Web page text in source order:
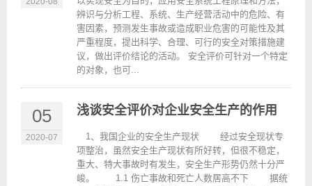
辨识与分析工程、系统、生产经营活动中的危险、有
害因素，预测发生事故或造成职业危害的可能性及其
严重程度，提出科学、合理、可行的安全对策措施建
议，做出评价结论的活动。 安全评价可针对一个特定
的对象，也可...
05
2020-07
浅谈安全评价对企业安全生产的作用
1、我国企业的安全生产现状 经过安全现状专
项整治，虽然安全生产现状有所好转，但很不稳定，
重大、特大事故时有发生，安全生产形势仍然十分严
峻。 1.1 伤亡事故和死亡人数居高不下 据统